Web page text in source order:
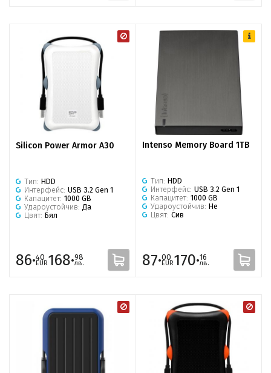
Silicon Power Armor A30
Тип: HDD
Интерфейс: USB 3.2 Gen 1
Капацитет: 1000 GB
Удароустойчив: Да
Цвят: Бял
86·40
EUR168·98
лв.
Intenso Memory Board 1TB
Тип: HDD
Интерфейс: USB 3.2 Gen 1
Капацитет: 1000 GB
Удароустойчив: Не
Цвят: Сив
87·00
EUR170·16
лв.